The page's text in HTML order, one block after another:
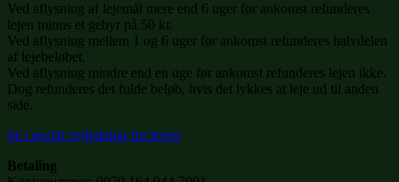
Ved aflysning af lejemål mere end 6 uger før ankomst refunderes
lejen minus et gebyr på 50 kr.
Ved aflysning mellem 1 og 6 uger før ankomst refunderes halvdelen
af lejebeløbet.
Ved aflysning mindre end en uge før ankomst refunderes lejen ikke.
Dog refunderes det fulde beløb, hvis det lykkes at leje ud til anden
side.
Se i øvrigt vejledning for lejere
Betaling